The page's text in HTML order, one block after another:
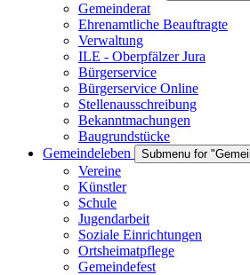
Gemeinderat
Ehrenamtliche Beauftragte
Verwaltung
ILE - Oberpfälzer Jura
Bürgerservice
Bürgerservice Online
Stellenausschreibung
Bekanntmachungen
Baugrundstücke
Gemeindeleben
Submenu for
Vereine
Künstler
Schule
Jugendarbeit
Soziale Einrichtungen
Ortsheimatpflege
Gemeindefest